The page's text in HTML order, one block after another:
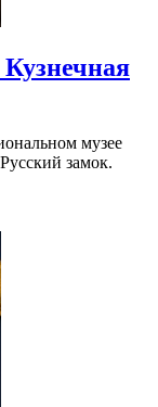
музее
замок.